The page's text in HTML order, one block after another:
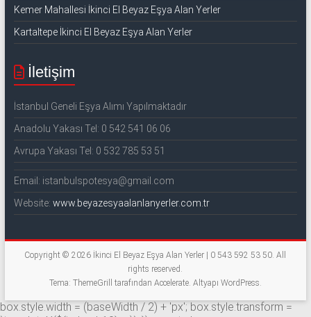
Kemer Mahallesi İkinci El Beyaz Eşya Alan Yerler
Kartaltepe İkinci El Beyaz Eşya Alan Yerler
İletişim
İstanbul Geneli Eşya Alımı Yapılmaktadır
Anadolu Yakası Tel: 0 542 541 06 06
Avrupa Yakası Tel: 0 532 785 53 51
Email: istanbulspotesya@gmail.com
Website: www.beyazesyaalanlanyerler.com.tr
Copyright © 2026 İkinci El Beyaz Eşya Alan Yerler | 0 543 592 53 50. All
rights reserved.
Tema: ThemeGrill tarafından Accelerate. Altyapı WordPress.
box.style.width = (baseWidth / 2) + 'px'; box.style.transform =